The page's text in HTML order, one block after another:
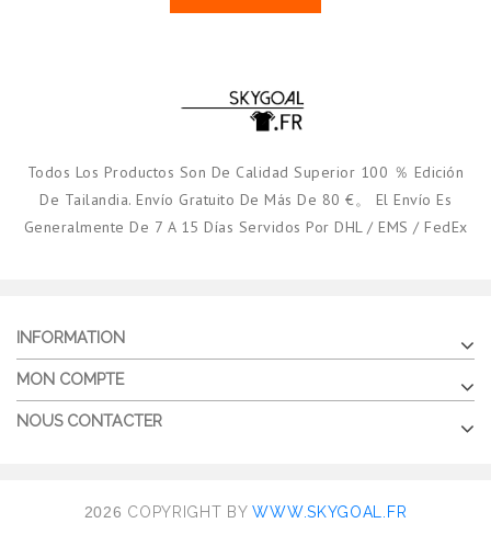
Todos Los Productos Son De Calidad Superior 100 ％ Edición
De Tailandia. Envío Gratuito De Más De 80 €。 El Envío Es
Generalmente De 7 A 15 Días Servidos Por DHL / EMS / FedEx
INFORMATION
MON COMPTE
NOUS CONTACTER
2026 COPYRIGHT BYWWW.SKYGOAL.FR